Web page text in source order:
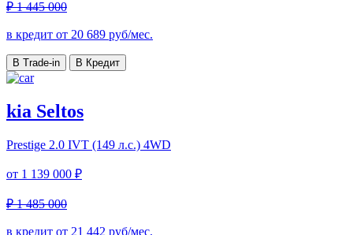
₽ 1 445 000
в кредит от 20 689 руб/мес.
В Trade-in В Кредит
kia Seltos
Prestige 2.0 IVT (149 л.с.) 4WD
от 1 139 000 ₽
₽ 1 485 000
в кредит от 21 442 руб/мес.